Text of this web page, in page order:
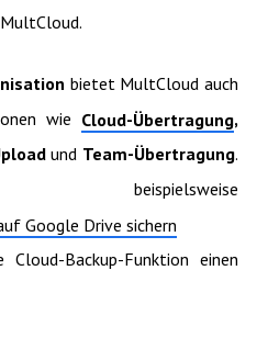
bietet MultCloud auch
wie Cloud-Übertragung,
und Team-Übertragung.
Google Drive sichern
Backup-Funktion einen